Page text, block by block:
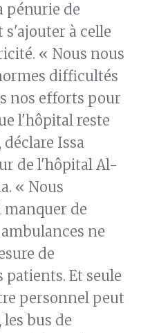
pénurie de
à celle
« Nous nous
difficultés
nos efforts pour
l'hôpital reste
Issa
de l'hôpital Al-
« Nous
manquer de
ne
de
Et seule
personnel peut
bus de